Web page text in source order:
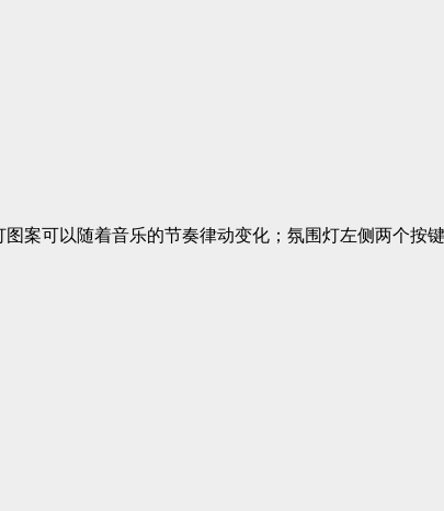
案可以随着音乐的节奏律动变化；氛围灯左侧两个